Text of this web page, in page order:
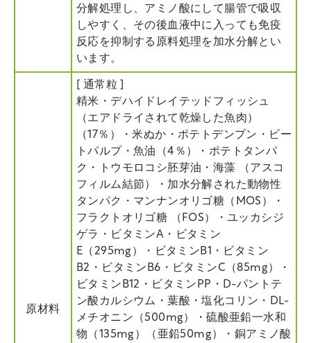
分解処理し、アミノ酸にして腸管で吸収
しやすく、その後血液中に入っても免疫
反応を抑制する原料処理を加水分解とい
います。
原材料
[ 通常粒 ]
精米・デハイドレイテッドフィッシュ
（エアドライされて乾燥した魚肉）
（17％）・米ぬか・ポテトデンプン・ビー
トパルプ・魚油（4％）・ポテトタンパ
ク・トウモロコシ胚芽油・海藻 （アスコ
フィルム結節）・加水分解された動物性
タンパク・マンナンオリゴ糖（MOS）・
フラクトオリゴ糖 （FOS）・ユッカシジ
ゲラ・ビタミンA・ビタミン
E（295mg）・ビタミンB1・ビタミン
B2・ビタミンB6・ビタミンC（85mg）・
ビタミンB12・ビタミンPP・D-パントテ
ン酸カルシウム・葉酸・塩化コリン・DL-
メチオニン（500mg）・硫酸亜鉛一水和
物（135mg）（亜鉛50mg）・銅アミノ酸